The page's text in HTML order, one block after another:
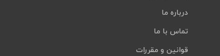
درباره ما
تماس با ما
قوانین و مقررات